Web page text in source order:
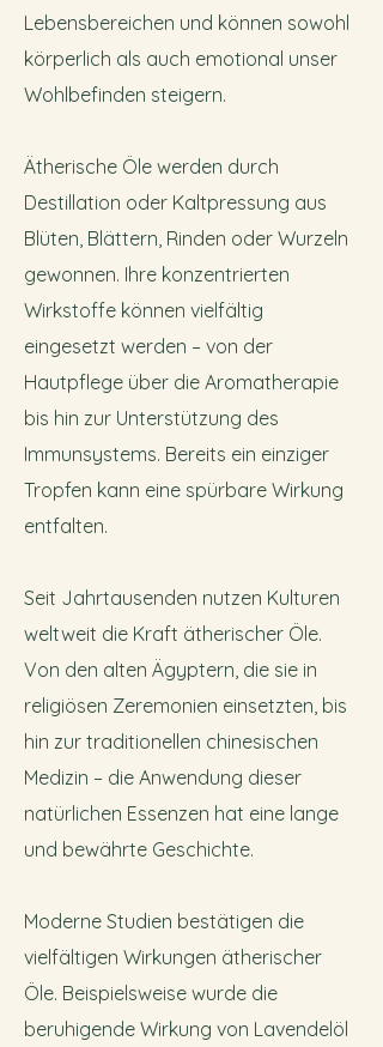
Lebensbereichen und können sowohl
körperlich als auch emotional unser
Wohlbefinden steigern.
Ätherische Öle werden durch
Destillation oder Kaltpressung aus
Blüten, Blättern, Rinden oder Wurzeln
gewonnen. Ihre konzentrierten
Wirkstoffe können vielfältig
eingesetzt werden – von der
Hautpflege über die Aromatherapie
bis hin zur Unterstützung des
Immunsystems. Bereits ein einziger
Tropfen kann eine spürbare Wirkung
entfalten.
Seit Jahrtausenden nutzen Kulturen
weltweit die Kraft ätherischer Öle.
Von den alten Ägyptern, die sie in
religiösen Zeremonien einsetzten, bis
hin zur traditionellen chinesischen
Medizin – die Anwendung dieser
natürlichen Essenzen hat eine lange
und bewährte Geschichte.
Moderne Studien bestätigen die
vielfältigen Wirkungen ätherischer
Öle. Beispielsweise wurde die
beruhigende Wirkung von Lavendelöl